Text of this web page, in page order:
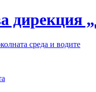
дирекция
среда и водите